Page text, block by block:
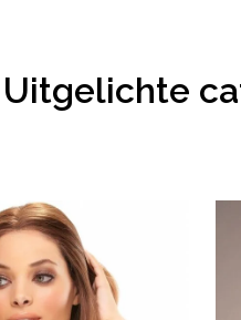
Uitgelichte